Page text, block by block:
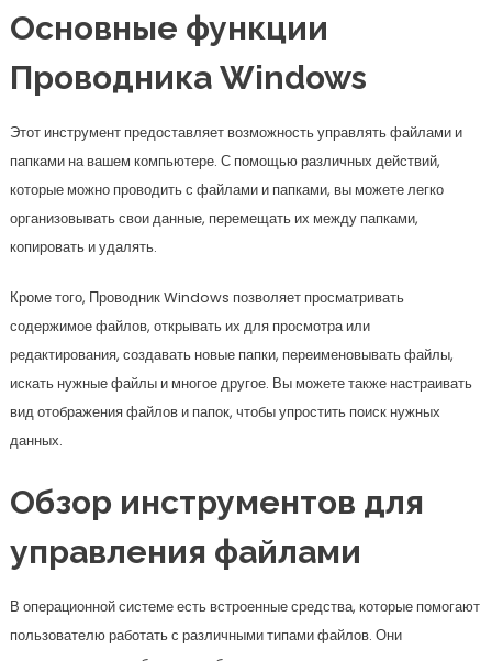
Основные функции
Проводника Windows
Этот инструмент предоставляет возможность управлять файлами и
папками на вашем компьютере. С помощью различных действий,
которые можно проводить с файлами и папками, вы можете легко
организовывать свои данные, перемещать их между папками,
копировать и удалять.
Кроме того, Проводник Windows позволяет просматривать
содержимое файлов, открывать их для просмотра или
редактирования, создавать новые папки, переименовывать файлы,
искать нужные файлы и многое другое. Вы можете также настраивать
вид отображения файлов и папок, чтобы упростить поиск нужных
данных.
Обзор инструментов для
управления файлами
В операционной системе есть встроенные средства, которые помогают
пользователю работать с различными типами файлов. Они